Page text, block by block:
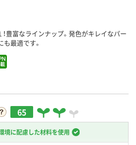
豊富なラインナップ。発色がキレイなパー
最適です。
65
境に配慮した材料を使用